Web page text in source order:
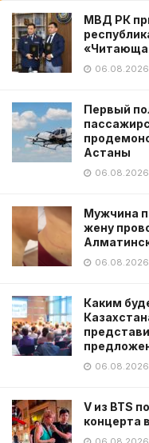
МВД РК
06.08.2026
Первый
Астаны
06.08.2026
Мужчина
жену
06.08.2026
Каким
06.08.2026
V из BTS
концерта